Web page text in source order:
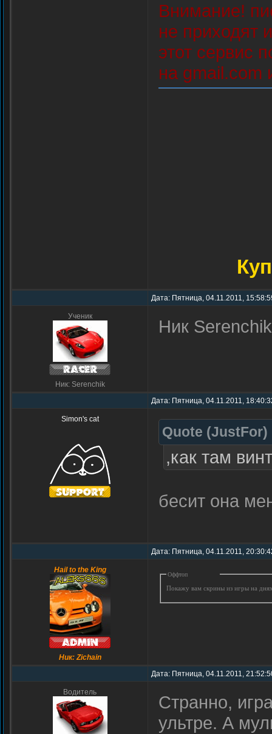
Внимание!
не приходят
этот сервис
на gmail.com
Дата: Пятница, 04.11.2011,
Ученик
Ник: Serenchik
Ник
Дата: Пятница, 04.11.2011,
Simon's cat
Quote (JustFor)
,как там
бесит она
Дата: Пятница, 04.11.2011,
Hail to the King
Ник: Zichain
Оффтоп
Покажу вам скрины из игры на
Дата: Пятница, 04.11.2011,
Водитель
Странно,
ультре. А